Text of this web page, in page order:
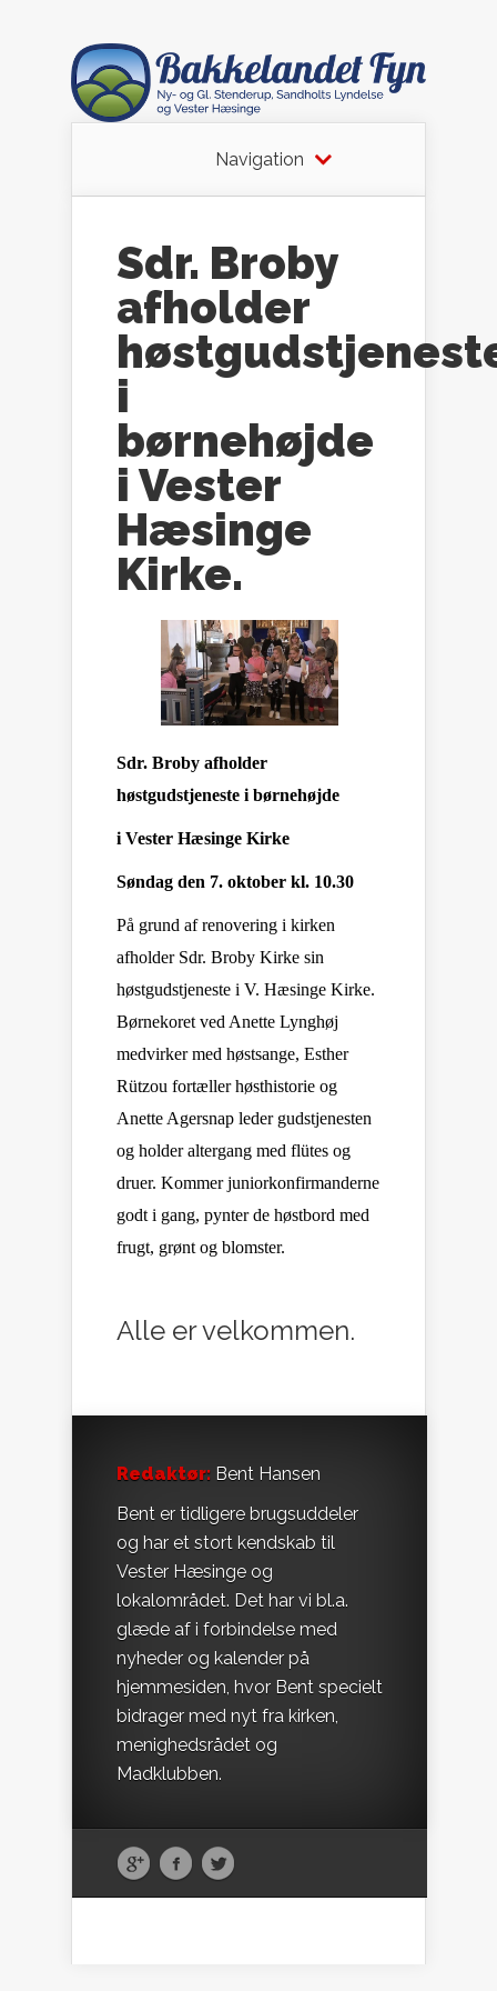
Navigation
Sdr. Broby
afholder
i
børnehøjde
i Vester
Hæsinge
Kirke.
Sdr. Broby afholder
høstgudstjeneste i børnehøjde
i Vester Hæsinge Kirke
Søndag den 7. oktober kl. 10.30
På grund af renovering i kirken
afholder Sdr. Broby Kirke sin
høstgudstjeneste i V. Hæsinge Kirke.
Børnekoret ved Anette Lynghøj
medvirker med høstsange, Esther
Rützou fortæller høsthistorie og
Anette Agersnap leder gudstjenesten
og holder altergang med flütes og
druer. Kommer juniorkonfirmanderne
godt i gang, pynter de høstbord med
frugt, grønt og blomster.
Alle er velkommen.
Redaktør: Bent Hansen
Bent er tidligere brugsuddeler
og har et stort kendskab til
Vester Hæsinge og
lokalområdet. Det har vi bl.a.
glæde af i forbindelse med
nyheder og kalender på
hjemmesiden, hvor Bent specielt
bidrager med nyt fra kirken,
menighedsrådet og
Madklubben.